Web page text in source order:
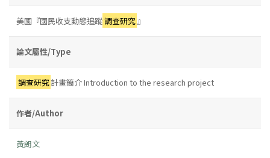
美國『國民收支動態追蹤調查研究』
論文屬性/Type
調查研究計畫簡介 Introduction to the research project
作者/Author
黃朗文